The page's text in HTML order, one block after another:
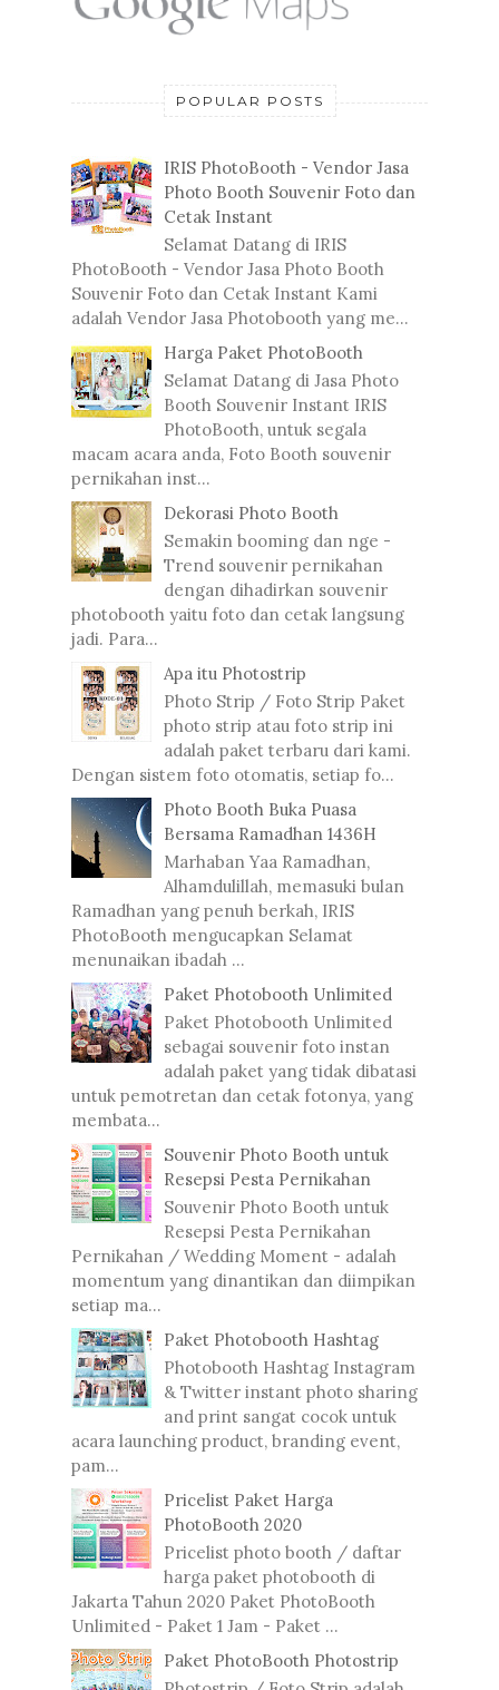
POPULAR POSTS
IRIS PhotoBooth - Vendor Jasa
Photo Booth Souvenir Foto dan
Cetak Instant
Selamat Datang di IRIS
PhotoBooth - Vendor Jasa Photo Booth
Souvenir Foto dan Cetak Instant Kami
adalah Vendor Jasa Photobooth yang me...
Harga Paket PhotoBooth
Selamat Datang di Jasa Photo
Booth Souvenir Instant IRIS
PhotoBooth, untuk segala
macam acara anda, Foto Booth souvenir
pernikahan inst...
Dekorasi Photo Booth
Semakin booming dan nge -
Trend souvenir pernikahan
dengan dihadirkan souvenir
photobooth yaitu foto dan cetak langsung
jadi. Para...
Apa itu Photostrip
Photo Strip / Foto Strip Paket
photo strip atau foto strip ini
adalah paket terbaru dari kami.
Dengan sistem foto otomatis, setiap fo...
Photo Booth Buka Puasa
Bersama Ramadhan 1436H
Marhaban Yaa Ramadhan,
Alhamdulillah, memasuki bulan
Ramadhan yang penuh berkah, IRIS
PhotoBooth mengucapkan Selamat
menunaikan ibadah ...
Paket Photobooth Unlimited
Paket Photobooth Unlimited
sebagai souvenir foto instan
adalah paket yang tidak dibatasi
untuk pemotretan dan cetak fotonya, yang
membata...
Souvenir Photo Booth untuk
Resepsi Pesta Pernikahan
Souvenir Photo Booth untuk
Resepsi Pesta Pernikahan
Pernikahan / Wedding Moment - adalah
momentum yang dinantikan dan diimpikan
setiap ma...
Paket Photobooth Hashtag
Photobooth Hashtag Instagram
& Twitter instant photo sharing
and print sangat cocok untuk
acara launching product, branding event,
pam...
Pricelist Paket Harga
PhotoBooth 2020
Pricelist photo booth / daftar
harga paket photobooth di
Jakarta Tahun 2020 Paket PhotoBooth
Unlimited - Paket 1 Jam - Paket ...
Paket PhotoBooth Photostrip